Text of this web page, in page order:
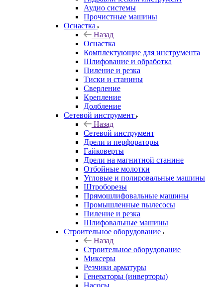
Аудио системы
Прочистные машины
Оснастка
Назад
Оснастка
Комплектующие для инструмента
Шлифование и обработка
Пиление и резка
Тиски и станины
Сверление
Крепление
Долбление
Сетевой инструмент
Назад
Сетевой инструмент
Дрели и перфораторы
Гайковерты
Дрели на магнитной станине
Отбойные молотки
Угловые и полировальные машины
Штроборезы
Прямошлифовальные машины
Промышленные пылесосы
Пиление и резка
Шлифовальные машины
Строительное оборудование
Назад
Строительное оборудование
Миксеры
Резчики арматуры
Генераторы (инверторы)
Насосы